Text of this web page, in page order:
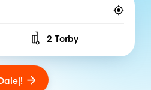
Number of bags
2 Torby